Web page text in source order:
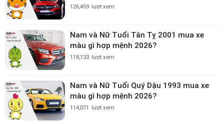
126,459 lượt xem
Nam và Nữ Tuổi Tân Tỵ 2001 mua xe
màu gì hợp mệnh 2026?
118,133 lượt xem
Nam và Nữ Tuổi Quý Dậu 1993 mua xe
màu gì hợp mệnh 2026?
114,071 lượt xem